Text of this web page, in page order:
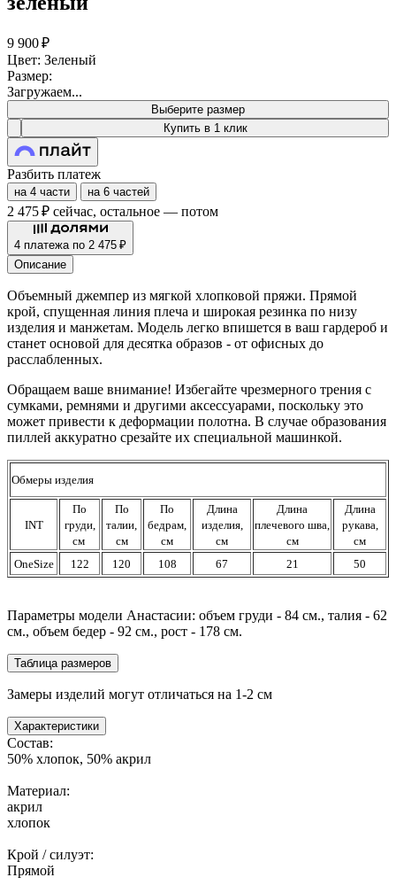
9 900 ₽
Цвет: Зеленый
Размер:
Загружаем...
Выберите размер
Купить в 1 клик
Разбить платеж
на 4 части на 6 частей
2 475 ₽ сейчас, остальное — потом
4 платежа по 2 475 ₽
Описание
Объемный джемпер из мягкой хлопковой пряжи. Прямой
крой, спущенная линия плеча и широкая резинка по низу
изделия и манжетам. Модель легко впишется в ваш гардероб и
станет основой для десятка образов - от офисных до
расслабленных.
Обращаем ваше внимание! Избегайте чрезмерного трения с
сумками, ремнями и другими аксессуарами, поскольку это
может привести к деформации полотна. В случае образования
пиллей аккуратно срезайте их специальной машинкой.
Обмеры изделия
INT
По
груди,
см
По
талии,
см
По
бедрам,
см
Длина
изделия,
см
Длина
плечевого шва,
см
Длина
рукава,
см
OneSize
122 120 108 67 21 50
Параметры модели Анастасии: объем груди - 84 см., талия - 62
см., объем бедер - 92 см., рост - 178 см.
Таблица размеров
Замеры изделий могут отличаться на 1-2 см
Характеристики
Состав:
50% хлопок, 50% акрил
Материал:
акрил
хлопок
Крой / силуэт:
Прямой